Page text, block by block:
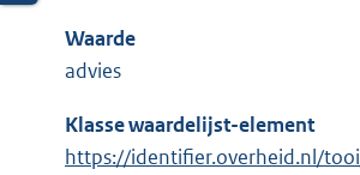
Waarde
advies
Klasse waardelijst-element
https://identifier.overheid.nl/